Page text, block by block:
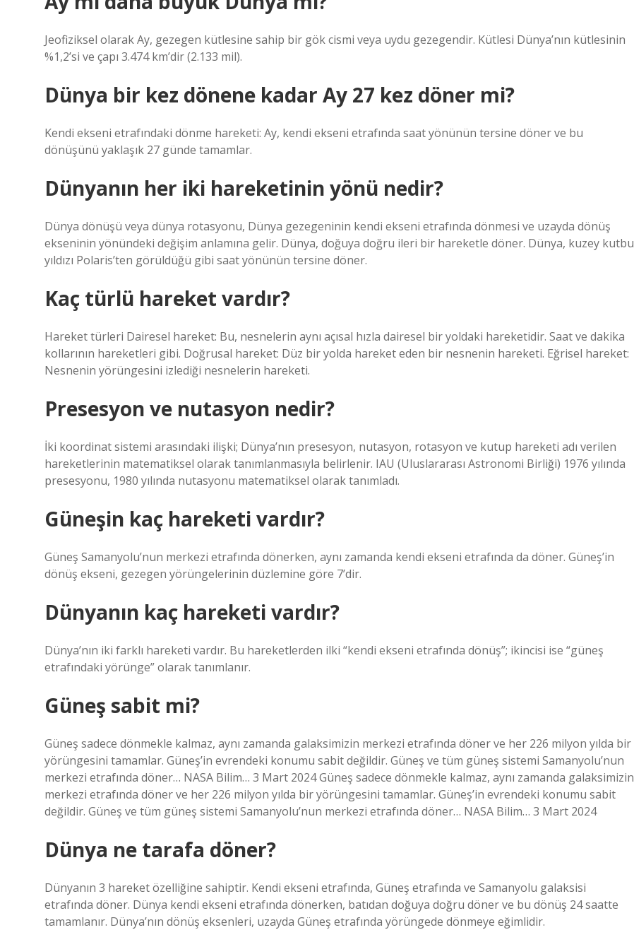
Jeofiziksel olarak Ay, gezegen kütlesine sahip bir gök cismi veya uydu gezegendir. Kütlesi Dünya’nın kütlesinin
%1,2’si ve çapı 3.474 km’dir (2.133 mil).
Dünya bir kez dönene kadar Ay 27 kez döner mi?
Kendi ekseni etrafındaki dönme hareketi: Ay, kendi ekseni etrafında saat yönünün tersine döner ve bu
dönüşünü yaklaşık 27 günde tamamlar.
Dünyanın her iki hareketinin yönü nedir?
Dünya dönüşü veya dünya rotasyonu, Dünya gezegeninin kendi ekseni etrafında dönmesi ve uzayda dönüş
ekseninin yönündeki değişim anlamına gelir. Dünya, doğuya doğru ileri bir hareketle döner. Dünya, kuzey kutbu
yıldızı Polaris’ten görüldüğü gibi saat yönünün tersine döner.
Kaç türlü hareket vardır?
Hareket türleri Dairesel hareket: Bu, nesnelerin aynı açısal hızla dairesel bir yoldaki hareketidir. Saat ve dakika
kollarının hareketleri gibi. Doğrusal hareket: Düz bir yolda hareket eden bir nesnenin hareketi. Eğrisel hareket:
Nesnenin yörüngesini izlediği nesnelerin hareketi.
Presesyon ve nutasyon nedir?
İki koordinat sistemi arasındaki ilişki; Dünya’nın presesyon, nutasyon, rotasyon ve kutup hareketi adı verilen
hareketlerinin matematiksel olarak tanımlanmasıyla belirlenir. IAU (Uluslararası Astronomi Birliği) 1976 yılında
presesyonu, 1980 yılında nutasyonu matematiksel olarak tanımladı.
Güneşin kaç hareketi vardır?
Güneş Samanyolu’nun merkezi etrafında dönerken, aynı zamanda kendi ekseni etrafında da döner. Güneş’in
dönüş ekseni, gezegen yörüngelerinin düzlemine göre 7’dir.
Dünyanın kaç hareketi vardır?
Dünya’nın iki farklı hareketi vardır. Bu hareketlerden ilki “kendi ekseni etrafında dönüş”; ikincisi ise “güneş
etrafındaki yörünge” olarak tanımlanır.
Güneş sabit mi?
Güneş sadece dönmekle kalmaz, aynı zamanda galaksimizin merkezi etrafında döner ve her 226 milyon yılda bir
yörüngesini tamamlar. Güneş’in evrendeki konumu sabit değildir. Güneş ve tüm güneş sistemi Samanyolu’nun
merkezi etrafında döner… NASA Bilim… 3 Mart 2024 Güneş sadece dönmekle kalmaz, aynı zamanda galaksimizin
merkezi etrafında döner ve her 226 milyon yılda bir yörüngesini tamamlar. Güneş’in evrendeki konumu sabit
değildir. Güneş ve tüm güneş sistemi Samanyolu’nun merkezi etrafında döner… NASA Bilim… 3 Mart 2024
Dünya ne tarafa döner?
Dünyanın 3 hareket özelliğine sahiptir. Kendi ekseni etrafında, Güneş etrafında ve Samanyolu galaksisi
etrafında döner. Dünya kendi ekseni etrafında dönerken, batıdan doğuya doğru döner ve bu dönüş 24 saatte
tamamlanır. Dünya’nın dönüş eksenleri, uzayda Güneş etrafında yörüngede dönmeye eğimlidir.